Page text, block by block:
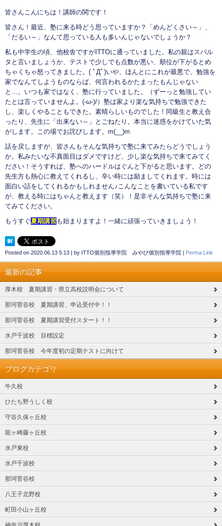
皆さんこんにちは！講師の関です！
皆さん！最近、塾に来る時どう思っていますか？「めんどくさい～」、
「だるい～」なんて思っている人も多いんじゃないでしょうか？
私も中学生の頃、他校舎ですがITTOに通っていました。私の親はスパル
タと言いましょうか、テストで少しでも点数が悪い、順位が下がるとめ
ちゃくちゃ怒ってきました。( ﾟДﾟ)いや、ほんとにこれが最悪で、勉強を
家でなんてしようものならば、何言われるかたまったもんじゃない
と…。いつも家ではなく、塾に行っていました。（ずーっと勉強してい
たとは言っていませんよ。(-ω-)/）塾は家より楽な気持ちで勉強できた
し、楽しくやることもできた。素晴らしいものでした！同級生と教え合
ったり、先生に「出来ない～」とごねたり。本当に迷惑をかけていた気
がします。この場でお詫びします。m(__)m
話を戻しますが、皆さんもそんな気持ちで塾に来てみたらどうでしょう
か。私みたいな不真面目はダメですけど、少し楽な気持ちで来てみてく
ださい！そうすれば、塾へのハードルはぐんと下がると思います。どの
先生方も熱心に教えてくれるし、辛い時には励ましてくれます。時には
面白い話をしてくれるかもしれません♪こんなことを書いている私です
が、教える時にはちゃんと教えます（笑）！是非そんな気持ちで塾に来
てみてください。
もうすぐ夏期講習も始まりますよ！一緒に頑張っていきましょう！
Posted on 2020.06.13 5:13 | by ITTO個別指導学院 みやび個別指導学院 | Perma Link
最新の記事
厚木校 夏期講習・県立高校説明会について
那珂菅谷校 夏期講習、申込受付中！！
那珂菅谷校 夏期講習受付スタート！！
水戸千波校 目標設定
那珂菅谷校 今年度初の定期テストに向けて
ブログカテゴリ
牛久校
ひたち野うしく校
守谷久保ヶ丘校
龍ヶ崎藤ヶ丘校
水戸東校
水戸千波校
那珂菅谷校
八王子北野校
町田小山ヶ丘校